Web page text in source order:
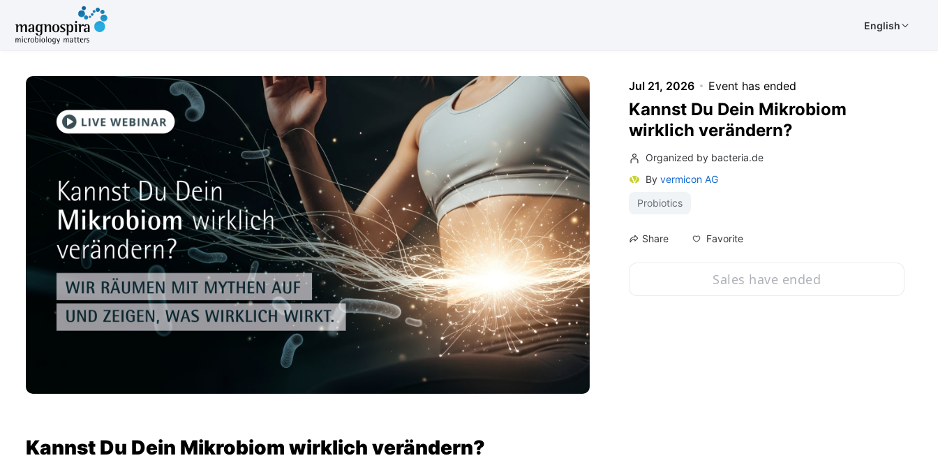
Skip to main content
English
Jul 21, 2026 Event has ended
Kannst Du Dein Mikrobiom
wirklich verändern?
Organized by bacteria.de
By vermicon AG
Probiotics
Share Favorite
Sales have ended
Kannst Du Dein Mikrobiom wirklich verändern?